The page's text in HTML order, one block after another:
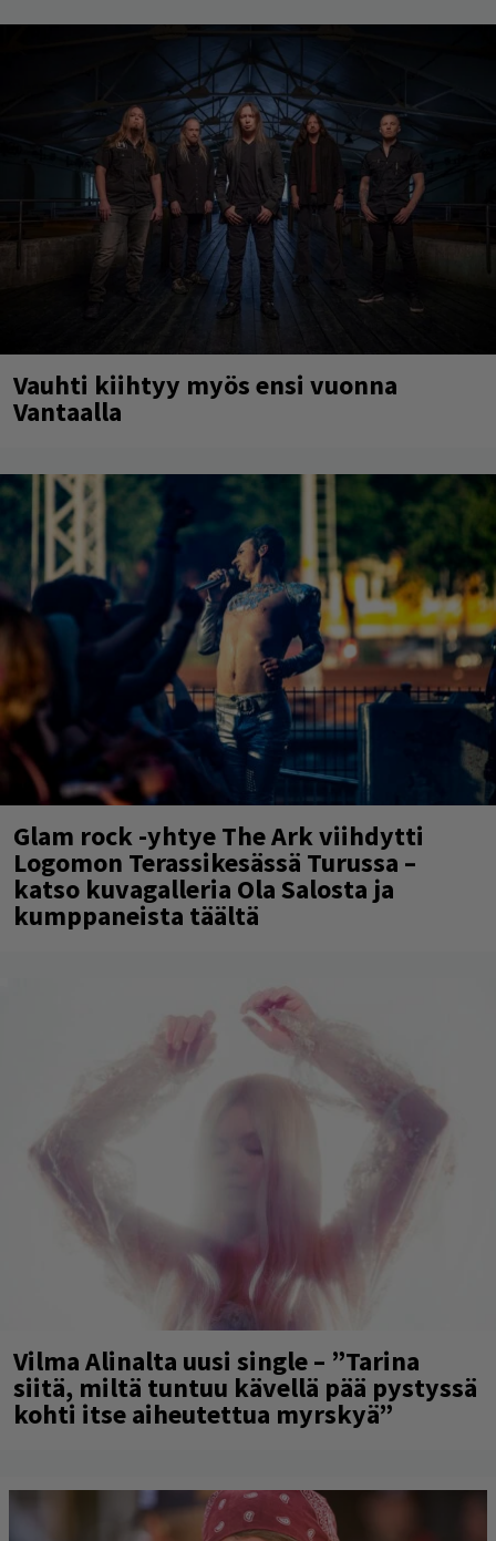
Vauhti kiihtyy myös ensi vuonna
Vantaalla
Glam rock -yhtye The Ark viihdytti
Logomon Terassikesässä Turussa –
katso kuvagalleria Ola Salosta ja
kumppaneista täältä
Vilma Alinalta uusi single – ”Tarina
siitä, miltä tuntuu kävellä pää pystyssä
kohti itse aiheutettua myrskyä”